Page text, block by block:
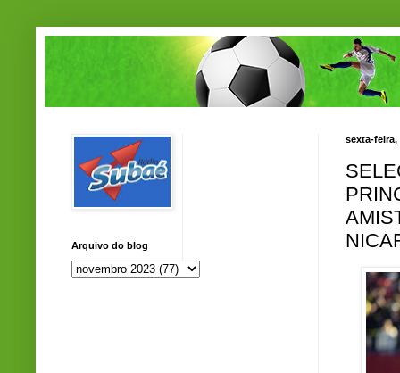
sexta-feira,
Arquivo do blog